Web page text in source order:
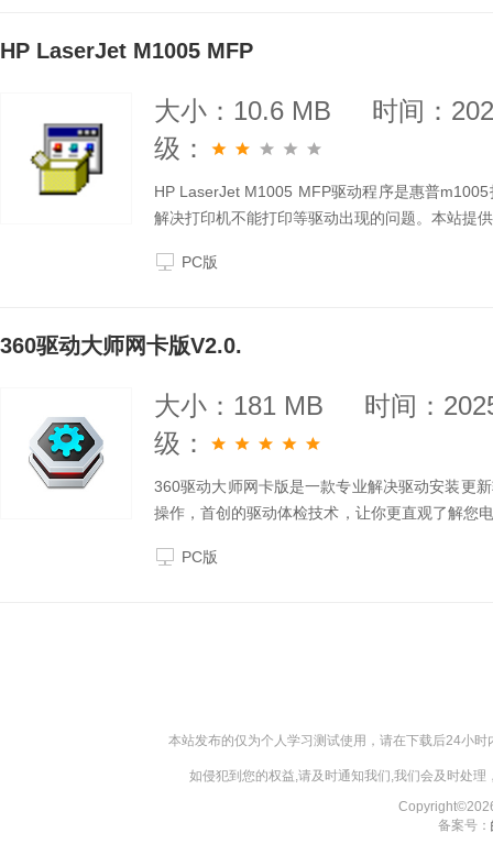
HP LaserJet M1005 MFP
大小：10.6 MB
时间：
级：
HP LaserJet M1005 MFP驱动程序是惠普
解决打印机不能打印等驱动出现的问题。本站提
PC版
360驱动大师网卡版V2.0.
大小：181 MB
时间：
级：
360驱动大师网卡版是一款专业解决驱动安装更
操作，首创的驱动体检技术，让你更直观了解您
PC版
本站发布的仅为个人学习测试使用，请在下载后24小
如侵犯到您的权益,请及时通知我们,我们会及时处
备案号：